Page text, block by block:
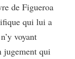
de Figueroa
qui lui a
voyant
jugement qui